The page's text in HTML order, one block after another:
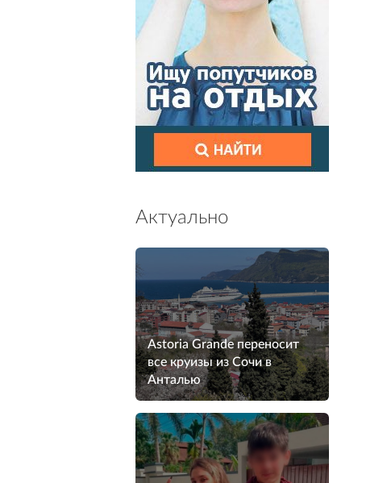
Актуально
Astoria Grande переносит
все круизы из Сочи в
Анталью